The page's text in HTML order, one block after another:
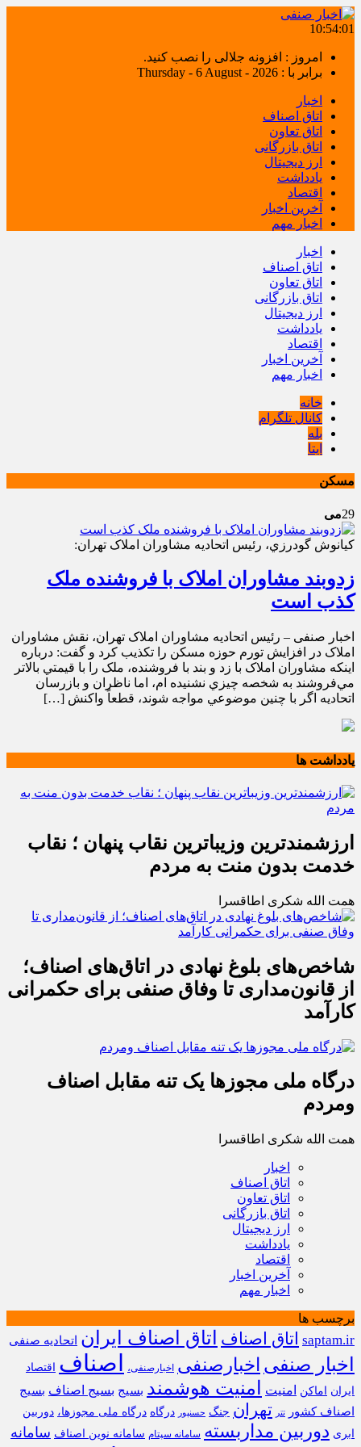
10:54:01
امروز : افزونه جلالی را نصب کنید.
برابر با : Thursday - 6 August - 2026
اخبار
اتاق اصناف
اتاق تعاون
اتاق بازرگانی
ارز دیجیتال
یادداشت
اقتصاد
آخرین اخبار
اخبار مهم
اخبار
اتاق اصناف
اتاق تعاون
اتاق بازرگانی
ارز دیجیتال
یادداشت
اقتصاد
آخرین اخبار
اخبار مهم
خانه
کانال تلگرام
بله
ایتا
مسکن
29می
کيانوش گودرزي، رئيس اتحاديه مشاوران املاک تهران:
زدوبند مشاوران املاک با فروشنده ملک
کذب است
اخبار صنفی – رئيس اتحاديه مشاوران املاک تهران، نقش مشاوران
املاک در افزايش تورم حوزه مسکن را تکذيب کرد و گفت: درباره
اينکه مشاوران املاک با زد و بند با فروشنده، ملک را با قيمتي بالاتر
مي‌فروشند به شخصه چيزي نشنيده ‌ام، اما ناظران و بازرسان
اتحاديه اگر با چنين موضوعي مواجه شوند، قطعاً واکنش […]
یادداشت ها
ارزشمندترین وزیباترین نقاب پنهان ؛ نقاب
خدمت بدون منت به مردم
همت الله شکری اطاقسرا
شاخص‌های بلوغ نهادی در اتاق‌های اصناف؛
از قانون‌مداری تا وفاق صنفی برای حکمرانی
کارآمد
درگاه ملی مجوزها یک تنه مقابل اصناف
ومردم
همت الله شکری اطاقسرا
اخبار
اتاق اصناف
اتاق تعاون
اتاق بازرگانی
ارز دیجیتال
یادداشت
اقتصاد
آخرین اخبار
اخبار مهم
برچسب ها
saptam.ir اتاق اصناف اتاق اصناف ایران اتحادیه صنفی
اخبار صنفی اخبارصنفی اخبارصنفی، اصناف
اقتصاد
ایران
اماکن امنیت امنیت هوشمند بسیج بسیج اصناف بسیج
اصناف کشور
تتر تهران جنگ حسنپور درگاه درگاه ملی مجوزها، دوربین
ابری دوربین مداربسته سامانه سپتام سامانه نوین اصناف سامانه